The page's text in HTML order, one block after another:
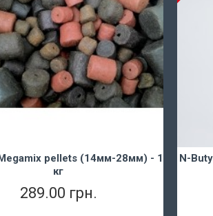
pellets (14мм-28мм) - 1
кг
289.00 грн.
N-